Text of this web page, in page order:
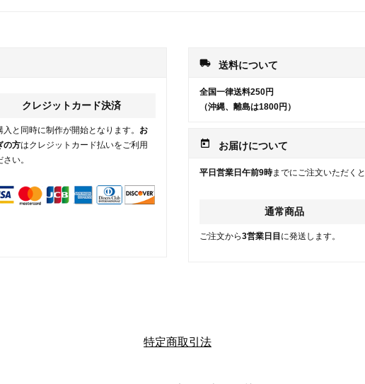
クレジットカード決済
入と同時に制作が開始となります。 お
の方はクレジットカード払いをご利用
さい。
local_shipping 送料について
全国一律送料250円
（沖縄、離島は1800円）
today お届けについて
平日営業日午前9時までにご注文いただくと
通常商品
ご注文から3営業日目 に発送します。
特定商取引法